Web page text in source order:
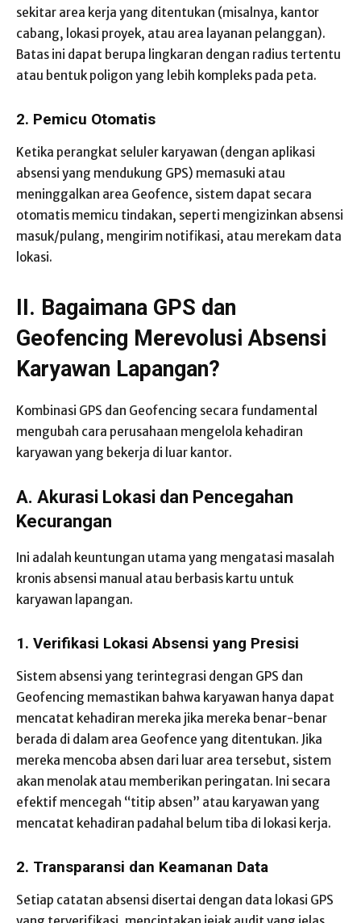
sekitar area kerja yang ditentukan (misalnya, kantor
cabang, lokasi proyek, atau area layanan pelanggan).
Batas ini dapat berupa lingkaran dengan radius tertentu
atau bentuk poligon yang lebih kompleks pada peta.
2. Pemicu Otomatis
Ketika perangkat seluler karyawan (dengan aplikasi
absensi yang mendukung GPS) memasuki atau
meninggalkan area Geofence, sistem dapat secara
otomatis memicu tindakan, seperti mengizinkan absensi
masuk/pulang, mengirim notifikasi, atau merekam data
lokasi.
II. Bagaimana GPS dan
Geofencing Merevolusi Absensi
Karyawan Lapangan?
Kombinasi GPS dan Geofencing secara fundamental
mengubah cara perusahaan mengelola kehadiran
karyawan yang bekerja di luar kantor.
A. Akurasi Lokasi dan Pencegahan
Kecurangan
Ini adalah keuntungan utama yang mengatasi masalah
kronis absensi manual atau berbasis kartu untuk
karyawan lapangan.
1. Verifikasi Lokasi Absensi yang Presisi
Sistem absensi yang terintegrasi dengan GPS dan
Geofencing memastikan bahwa karyawan hanya dapat
mencatat kehadiran mereka jika mereka benar-benar
berada di dalam area Geofence yang ditentukan. Jika
mereka mencoba absen dari luar area tersebut, sistem
akan menolak atau memberikan peringatan. Ini secara
efektif mencegah “titip absen” atau karyawan yang
mencatat kehadiran padahal belum tiba di lokasi kerja.
2. Transparansi dan Keamanan Data
Setiap catatan absensi disertai dengan data lokasi GPS